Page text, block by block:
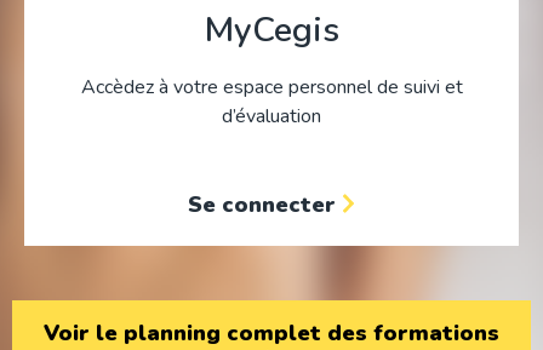
MyCegis
Accèdez à votre espace personnel de suivi et
d’évaluation
Se connecter
Voir le planning complet des formations